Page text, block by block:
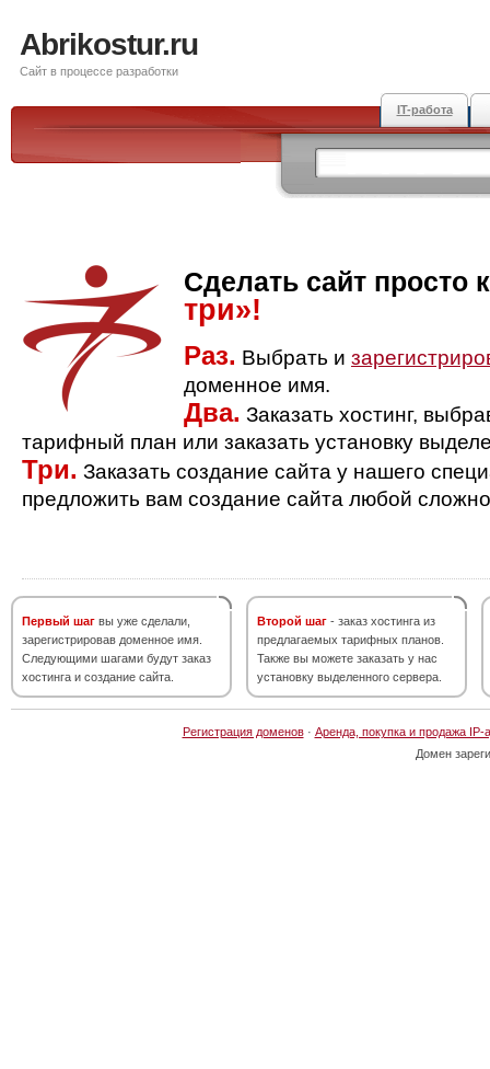
Abrikostur.ru
Сайт в процессе разработки
IT-работа
Сделать сайт просто
три»!
Раз. Выбрать и
доменное имя.
Два. Заказать хостинг,
тарифный план или заказать установку
Три. Заказать создание сайта у нашего
предложить вам создание сайта любой
Первый шаг вы уже сделали,
зарегистрировав доменное имя.
Следующими шагами будут заказ
хостинга и создание сайта.
Второй шаг - заказ хостинга из
предлагаемых тарифных планов.
Также вы можете заказать у нас
установку выделенного сервера.
Регистрация доменов· Аренда, покупка и продажа IP-
Домен